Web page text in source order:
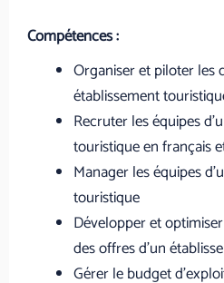
Compétences :
Organiser et piloter les
établissement
Recruter les équipes
touristique en français
Manager les équipes
touristique
Développer et
des offres d’un
Gérer le budget